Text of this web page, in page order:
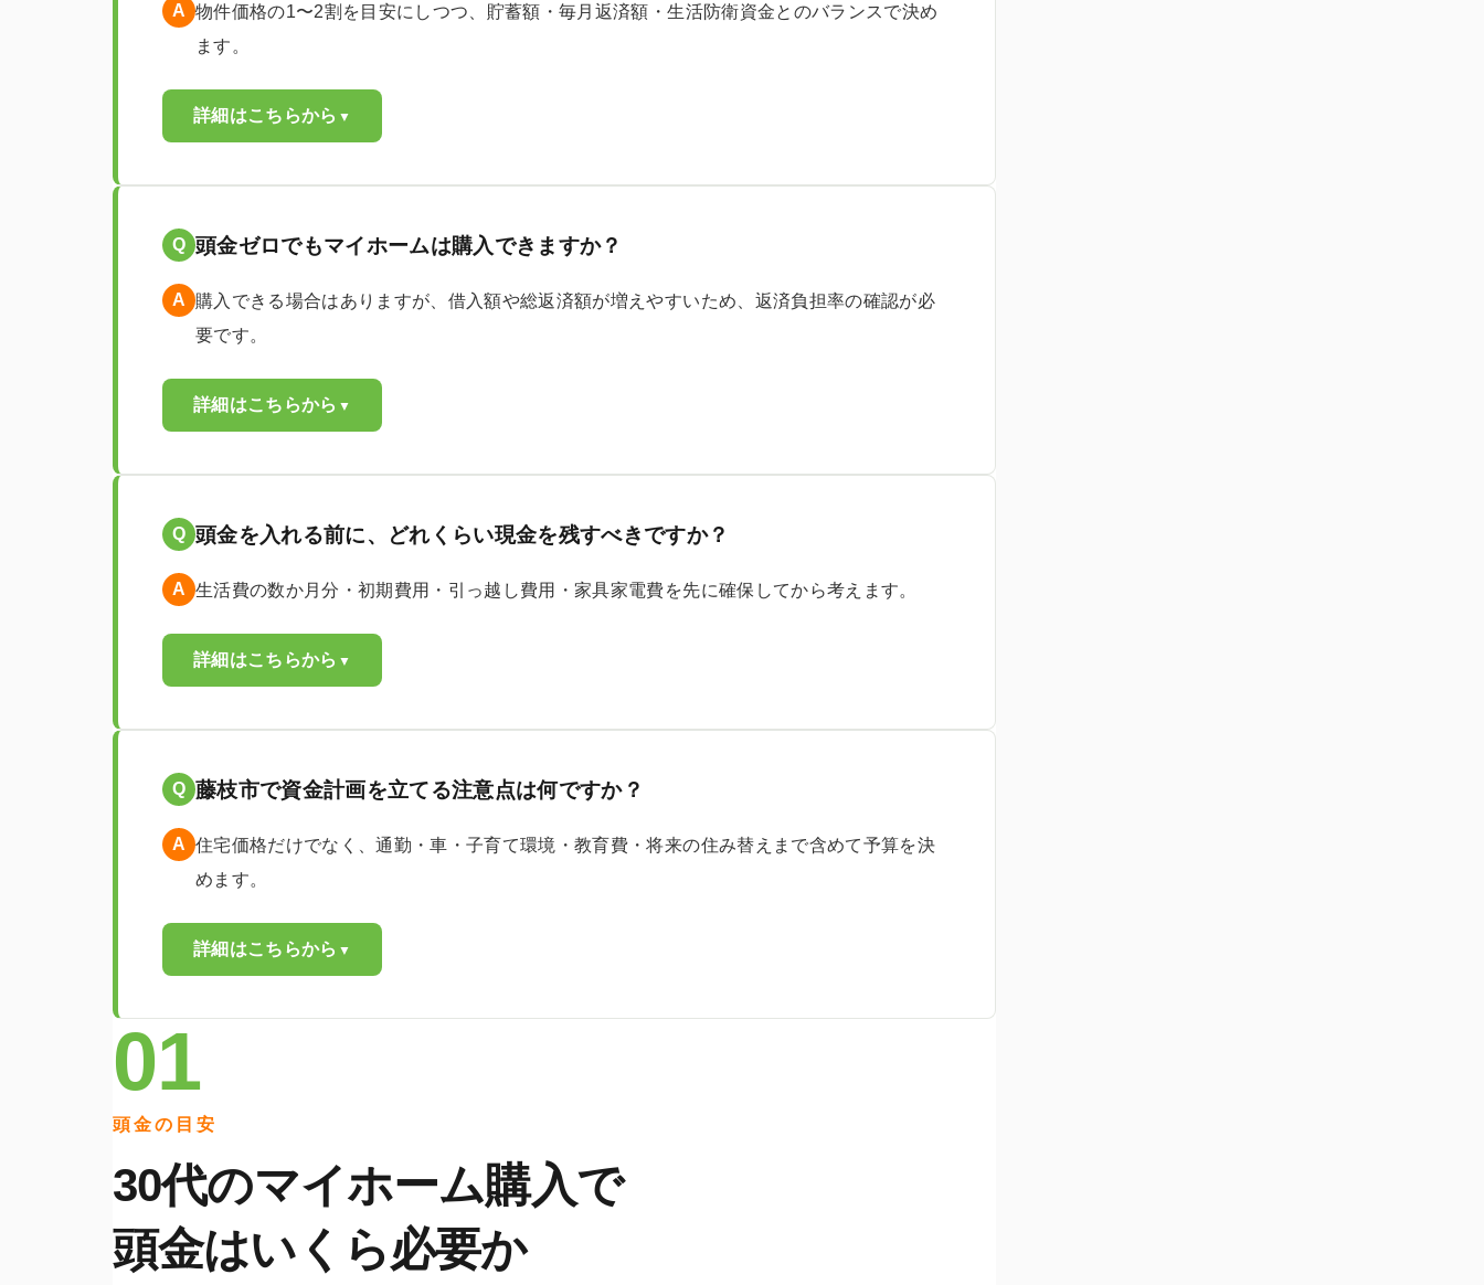
A 物件価格の1〜2割を目安にしつつ、貯蓄額・毎月返済額・生活防衛資金とのバランスで決め
ます。
詳細はこちらから ▼
Q 頭金ゼロでもマイホームは購入できますか？
A
購入できる場合はありますが、借入額や総返済額が増えやすいため、返済負担率の確認が必
要です。
詳細はこちらから ▼
Q 頭金を入れる前に、どれくらい現金を残すべきですか？
A 生活費の数か月分・初期費用・引っ越し費用・家具家電費を先に確保してから考えます。
詳細はこちらから ▼
Q 藤枝市で資金計画を立てる注意点は何ですか？
A 住宅価格だけでなく、通勤・車・子育て環境・教育費・将来の住み替えまで含めて予算を決
めます。
詳細はこちらから ▼
01
頭金の目安
30代のマイホーム購入で
頭金はいくら必要か